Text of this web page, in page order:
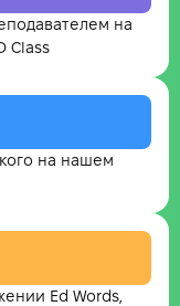
на
Class
на нашем
Ed Words,